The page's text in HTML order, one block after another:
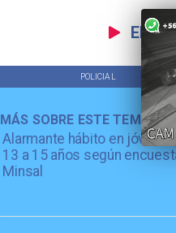
EN
POLICIAL
Alarmante hábito en jóvenes
13 a 15 años según
Minsal
MÁS SOBRE ESTE TEMA